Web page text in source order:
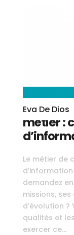
métier :
Le métier de
demandez
missions,
d’évolution
qualités et
exercer ce...
Eva De Dios